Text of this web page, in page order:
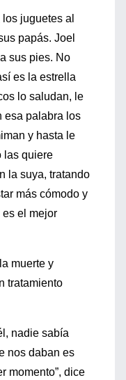
juguetes al
papás. Joel
sus pies. No
es la estrella
lo saludan, le
esa palabra los
y hasta le
las quiere
la suya, tratando
más cómodo y
es el mejor
muerte y
tratamiento
nadie sabía
nos daban es
momento”, dice